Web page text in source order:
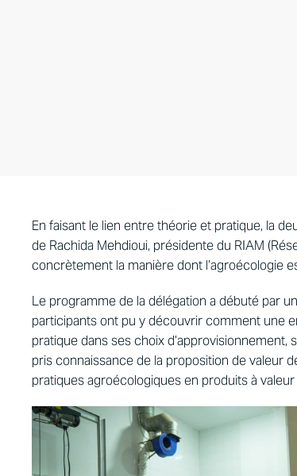
En faisant le lien entre théorie et pratique, la
de Rachida Mehdioui, présidente du RIAM
concrètement la manière dont l’agroécologie
Le programme de la délégation a débuté par
participants ont pu y découvrir comment une
pratique dans ses choix
pris connaissance de la proposition de valeur
pratiques agroécologiques en produits à